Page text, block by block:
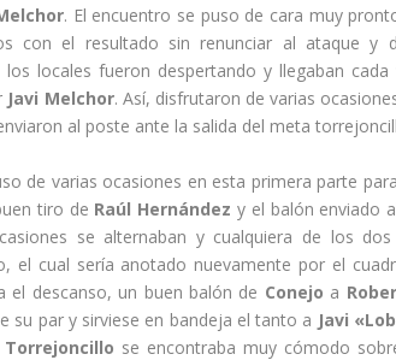
. El encuentro se puso de cara muy
con el resultado sin renunciar al ataque y
locales fueron despertando y llegaban
Javi Melchor. Así, disfrutaron de varias
al poste ante la salida del meta
de varias ocasiones en esta primera parte
tiro de Raúl Hernández y el balón enviado
se alternaban y cualquiera de los
el cual sería anotado nuevamente por el
descanso, un buen balón de Conejo a
su par y sirviese en bandeja el tanto a Javi
Torrejoncillo se encontraba muy cómodo